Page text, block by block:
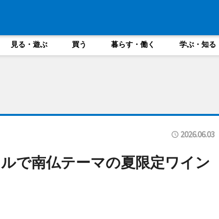
見る・遊ぶ 買う 暮らす・働く 学ぶ・知る
2026.06.03
で南仏テーマの夏限定ワイン